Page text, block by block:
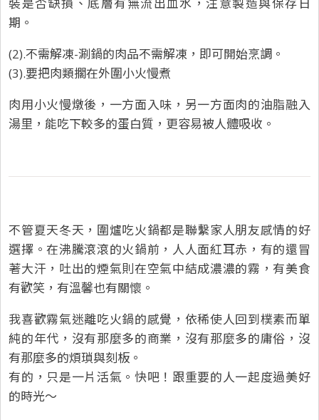
期。
(2).不需解凍-涮鍋的肉品不需解凍，即可開始烹調。
(3).要把肉類擱在外圍小火慢煮
肉用小火慢燉後，一方面入味，另一方面肉的油脂融入
湯里，能吃下較多的蛋白質，更容易被人體吸收。
不管夏天冬天，圍爐吃火鍋都是聯繫家人朋友感情的好
選擇。在沸騰滾滾的火鍋前，人人面紅耳赤，有的還冒
著大汗，吐出的煙氣則在空氣中結成濃濃的霧，有美食
有歡笑，有溫馨也有關懷。
我喜歡霧氣迷離吃火鍋的感覺，依稀使人回到樸素而單
純的年代，沒有那麼多的商業，沒有那麼多的庸俗，沒
有那麼多的煩瑣與刻板。
有的，只是一片活氣。快吧！跟重要的人一起度過美好
的時光～